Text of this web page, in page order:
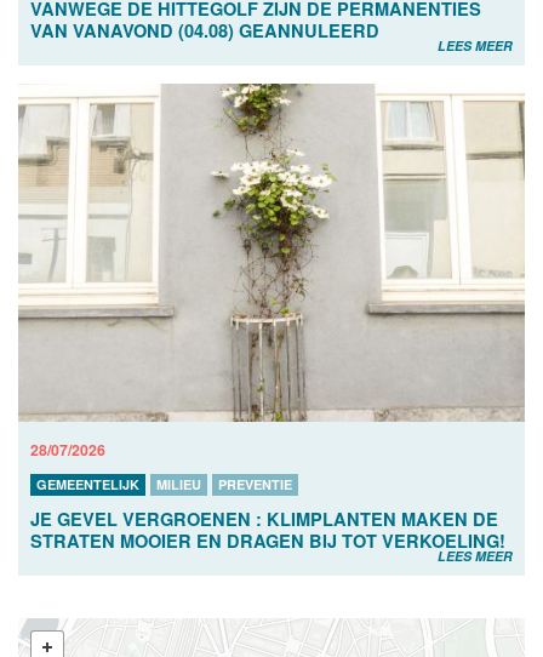
VANWEGE DE HITTEGOLF ZIJN DE PERMANENTIES
VAN VANAVOND (04.08) GEANNULEERD
LEES MEER
28/07/2026
GEMEENTELIJK MILIEU PREVENTIE
JE GEVEL VERGROENEN : KLIMPLANTEN MAKEN DE
STRATEN MOOIER EN DRAGEN BIJ TOT VERKOELING!
LEES MEER